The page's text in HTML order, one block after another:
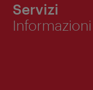
Servizi